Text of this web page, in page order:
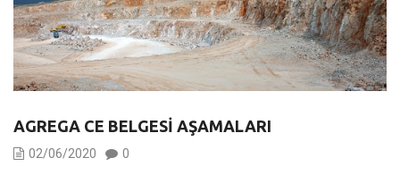
AGREGA CE BELGESI AŞAMALARI
02/06/2020 0